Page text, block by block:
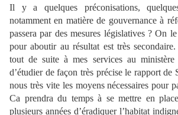
Il y a quelques préconisations,
notamment en matière de gouvernance à
passera par des mesures législatives ? On
pour aboutir au résultat est très
tout de suite à mes services au ministère
d’étudier de façon très précise le rapport de
nous très vite les moyens nécessaires pour
Ca prendra du temps à se mettre en
plusieurs années d’éradiquer l’habitat